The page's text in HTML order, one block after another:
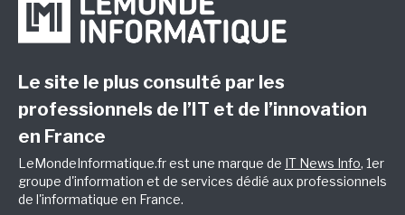
Le site le plus consulté par les
professionnels de l’IT et de l’innovation
en France
LeMondeInformatique.fr est une marque de IT News Info, 1er
groupe d'information et de services dédié aux professionnels
de l'informatique en France.